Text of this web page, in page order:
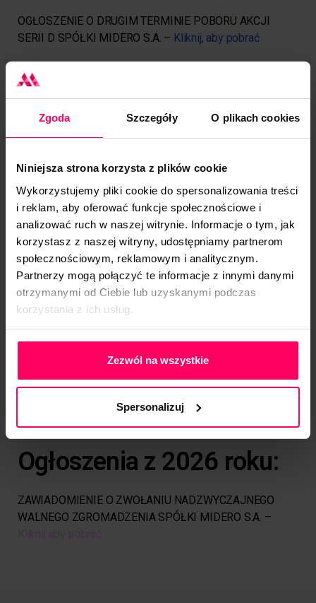
Zgoda Szczegóły O plikach cookies
Niniejsza strona korzysta z plików cookie
Wykorzystujemy pliki cookie do spersonalizowania treści
i reklam, aby oferować funkcje społecznościowe i
analizować ruch w naszej witrynie. Informacje o tym, jak
korzystasz z naszej witryny, udostępniamy partnerom
społecznościowym, reklamowym i analitycznym.
Partnerzy mogą połączyć te informacje z innymi danymi
otrzymanymi od Ciebie lub uzyskanymi podczas
korzystania z ich usług.
Polityka Prywatności
Zezwól na wszystkie
Spersonalizuj
OGŁOSZENIE O DRUGIM TERMINIE POBORU AKCJI
SERII D SPÓŁKI MIDERO S.A. – Kliknij, aby pobrać
OGŁOSZENIE O DOKONANIU PRZYDZIAŁU AKCJI
ZWYKŁYCH IMIENNYCH SERII C SPÓŁKI MIDERO S.A. W
KRAKOWIE–Kliknij,aby pobrać
ZAWIADOMIENIE O ZWOŁANIU ZWYCZAJNEGO
Kliknij aby pobrać
ZAWIADOMIENIE O ZWOŁANIU NADZWYCZAJNEGO
WALNEGO ZGROMADZENIA SPÓŁKI MIDERO S.A. –
Kliknij aby pobrać
Ogłoszenia z 2025 roku:
ZAWIADOMIENIE O ZWOŁANIU NADZWYCZAJNEGO
WALNEGO ZGROMADZENIA SPÓŁKI MIDERO S.A. –
ZAWIADOMIENIE O ZWOŁANIU ZWYCZAJNEGO
WALNEGO ZGROMADZENIA SPÓŁKI MIDERO S.A. –
Ogłoszenia z 2026 roku:
ZAWIADOMIENIE O ZWOŁANIU NADZWYCZAJNEGO
WALNEGO ZGROMADZENIA SPÓŁKI MIDERO S.A. –